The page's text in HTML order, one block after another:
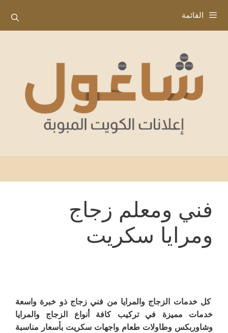
إلى
المحتوى
القائمة
فني ومعلم زجاج
ومرايا سكريت
كل خدمات الزجاج والمرايا من فني زجاج ذو خبرة واسعة
خدمات مميزة في تركيب كافة أنواع الزجاج والمرايا
وشاوربكس وطاولات طعام واجهات سكريت بأسعار مناسبة